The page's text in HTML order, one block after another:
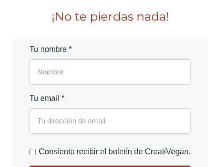
¡No te pierdas nada!
Tu nombre *
Tu email *
Consiento recibir el boletín de CreatiVegan.